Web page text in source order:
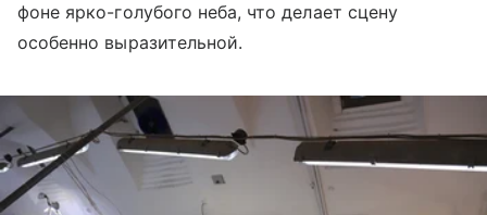
фоне ярко-голубого неба, что делает сцену
особенно выразительной.